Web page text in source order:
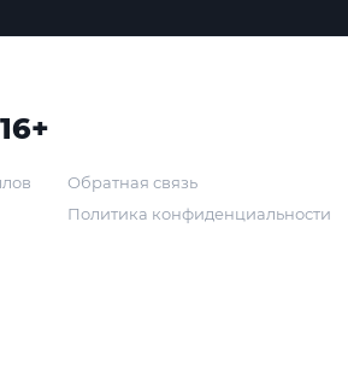
Обратная связь
Политика конфиденциальности